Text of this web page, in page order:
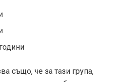
също, че за тази група,